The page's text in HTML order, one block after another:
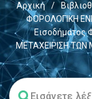
Αρχική /
ΦΟΡΟΛΟΓΙΚΗ
ΜΕΤΑΧΕΙΡΙΣΗ